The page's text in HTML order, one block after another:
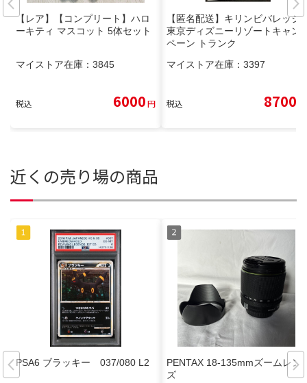
【レア】【コンプリート】ハロ
ーキティ マスコット 5体セット
マイストア在庫： 3845
税込 6000円
【匿名配送】キリンビバレッジ
東京ディズニーリゾートキャン
ペーン トランク
マイストア在庫： 3397
税込 8700
近くの売り場の商品
PSA6 ブラッキー 037/080 L2
PENTAX 18-135mmズームレン
ズ